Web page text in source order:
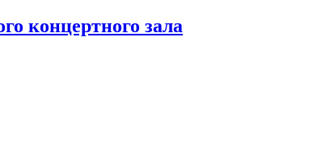
концертного зала